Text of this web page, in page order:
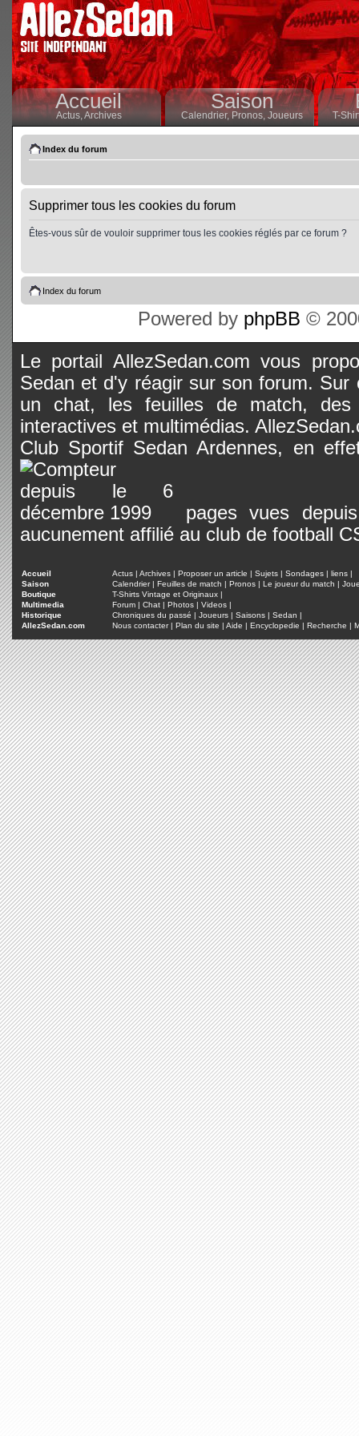
Accueil
Actus,Archives
Saison
Calendrier,Pronos, Joueurs T-
Index du forum
Supprimer tous les cookies du forum
Êtes-vous sûr de vouloir supprimer tous les cookies réglés par ce forum ?
Index du forum
Powered by phpBB ©
Le portail AllezSedan.com vous
Sedan et d'y réagir sur son forum.
un chat, les feuilles de match, des
interactives et multimédias.
Club Sportif Sedan Ardennes, en
pages vues
aucunement affilié au club de football
Accueil Actus | Archives | Proposer un article | Sujets | Sondages | liens |
Saison
Calendrier| Feuilles de match | Pronos | Le joueur du match |
Boutique
T-Shirts Vintage et Originaux |
Multimedia
Forum | Chat | Photos | Videos |
Historique
Chroniques du passé | Joueurs | Saisons | Sedan |
AllezSedan.com
Nous contacter| Plan du site | Aide | Encyclopedie | Recherche |